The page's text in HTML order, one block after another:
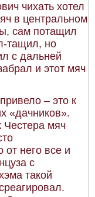
чихать хотел
в центральном
сам потащил
тащил, но
с дальней
и этот мяч
– это к
«дачников».
Честера мяч
от него все и
с
такой